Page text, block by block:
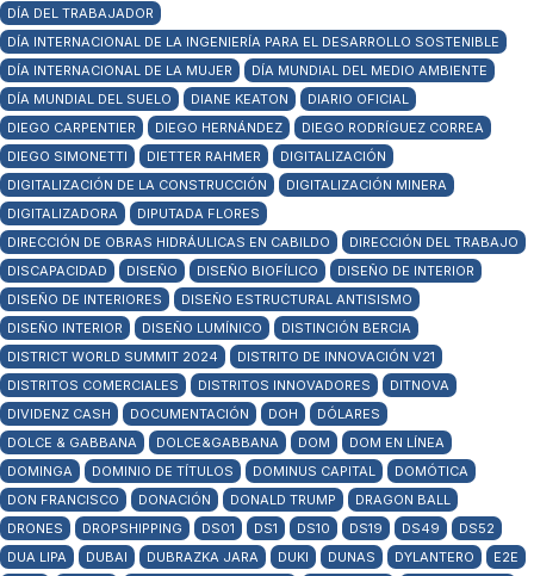
DÍA DEL TRABAJADOR
DÍA INTERNACIONAL DE LA INGENIERÍA PARA EL DESARROLLO SOSTENIBLE
DÍA INTERNACIONAL DE LA MUJER
DÍA MUNDIAL DEL MEDIO AMBIENTE
DÍA MUNDIAL DEL SUELO
DIANE KEATON
DIARIO OFICIAL
DIEGO CARPENTIER
DIEGO HERNÁNDEZ
DIEGO RODRÍGUEZ CORREA
DIEGO SIMONETTI
DIETTER RAHMER
DIGITALIZACIÓN
DIGITALIZACIÓN DE LA CONSTRUCCIÓN
DIGITALIZACIÓN MINERA
DIGITALIZADORA
DIPUTADA FLORES
DIRECCIÓN DE OBRAS HIDRÁULICAS EN CABILDO
DIRECCIÓN DEL TRABAJO
DISCAPACIDAD
DISEÑO DISEÑO BIOFÍLICO
DISEÑO DE INTERIOR
DISEÑO DE INTERIORES
DISEÑO ESTRUCTURAL ANTISISMO
DISEÑO INTERIOR
DISEÑO LUMÍNICO
DISTINCIÓN BERCIA
DISTRICT WORLD SUMMIT 2024
DISTRITO DE INNOVACIÓN V21
DISTRITOS COMERCIALES
DISTRITOS INNOVADORES
DITNOVA
DIVIDENZ CASH
DOCUMENTACIÓN DOH
DÓLARES
DOLCE & GABBANA
DOLCE&GABBANA DOM
DOM EN LÍNEA
DOMINGA
DOMINIO DE TÍTULOS DOMINUS CAPITAL
DOMÓTICA
DON FRANCISCO
DONACIÓN DONALD TRUMP
DRAGON BALL
DRONES
DROPSHIPPING DS01 DS1 DS10 DS19 DS49
DS52
DUA LIPA
DUBAI DUBRAZKA JARA DUKI DUNAS DYLANTERO
E2E